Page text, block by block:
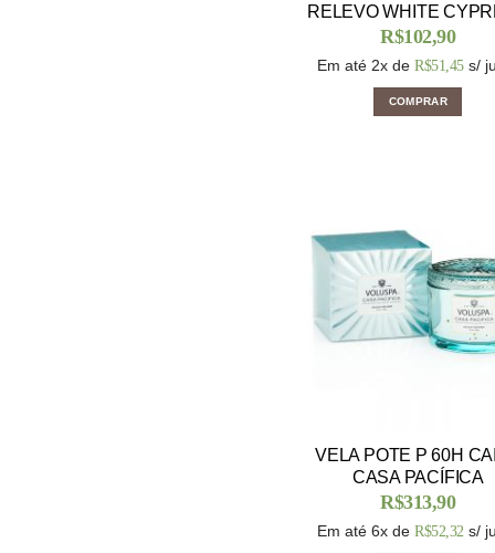
RELEVO WHITE
R$102,90
Em até 2x de R$51,45 s/
COMPRAR
VELA POTE P 60H
CASA PACÍFICA
R$313,90
Em até 6x deR$52,32 s/